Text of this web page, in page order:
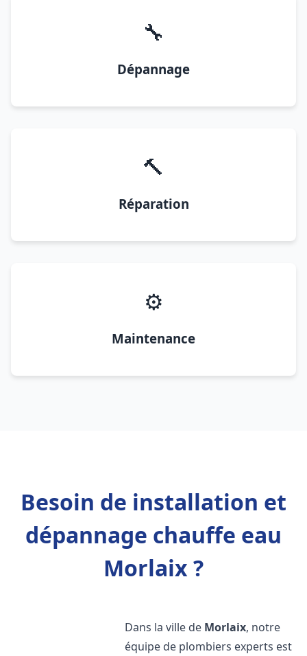
🔧
Dépannage
🔨
Réparation
⚙️
Maintenance
Besoin de installation et
dépannage chauffe eau
Morlaix ?
Dans la ville de Morlaix, notre
équipe de plombiers experts est